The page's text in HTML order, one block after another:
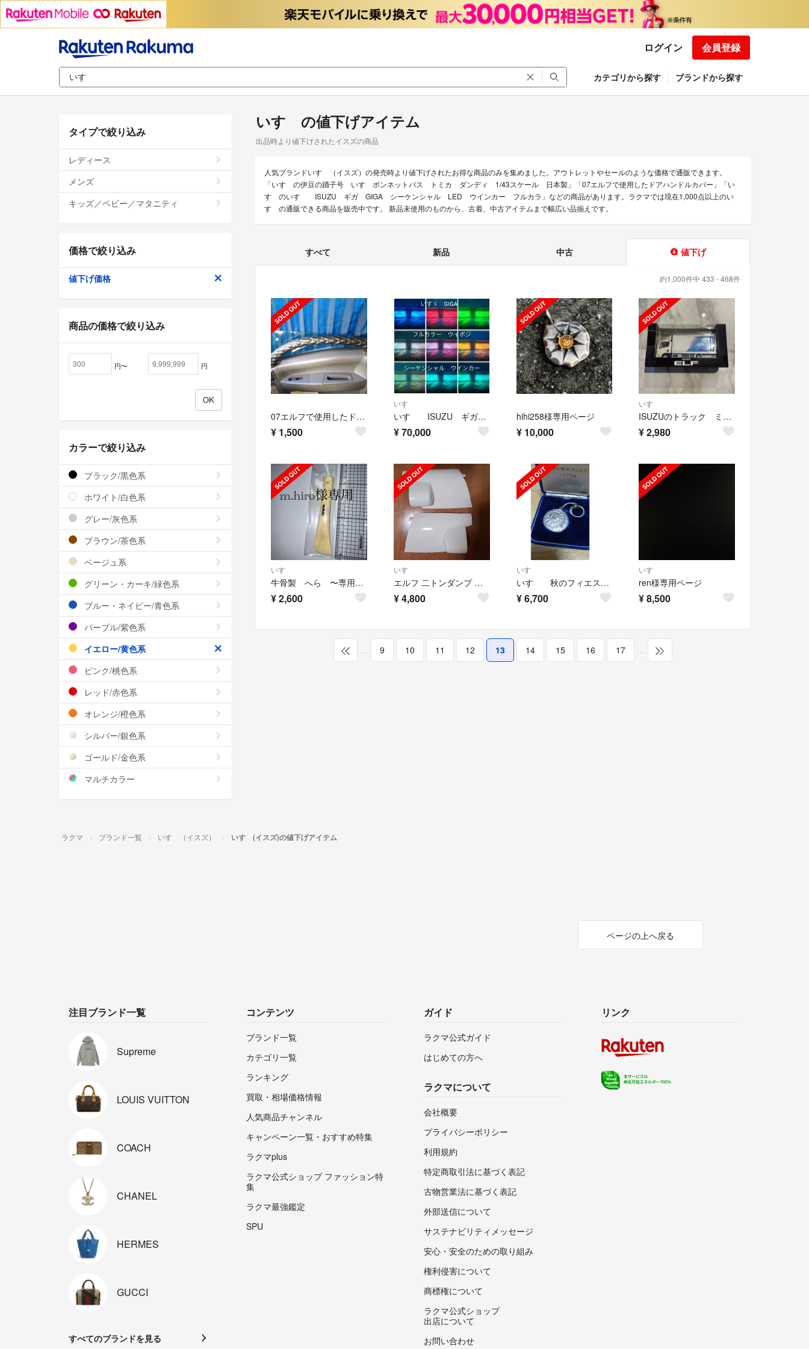
ログイン 会員登録
カテゴリから探す ブランドから探す
いすゞの値下げアイテム
出品時より値下げされたイスズの商品
人気ブランドいすゞ（イスズ）の発売時より値下げされたお得な商品のみを集めました。アウトレットやセールのような価格で通販できます。
「いすゞの伊豆の踊子号 いすゞボンネットバス トミカ ダンディ 1/43スケール 日本製」「07エルフで使用したドアハンドルカバー」「い
すゞのいすゞ ISUZU ギガ GIGA シーケンシャル LED ウインカー フルカラ」などの商品があります。ラクマでは現在1,000点以上のい
すゞの通販できる商品を販売中です。 新品未使用のものから、古着、中古アイテムまで幅広い品揃えです。
すべて 新品 中古 値下げ
約1,000件中 433 - 468件
07エルフで使用したドアハンドルカバー
¥ 1,500
いすゞ
いすゞ ISUZU ギガ GIGA シーケンシャル LED ウインカー フルカラ
¥70,000
hihi258様専用ページ
¥ 10,000
いすゞ
ISUZUのトラック ミニカー
¥2,980
いすゞ
牛骨製 へら 〜専用となります〜
¥2,600
いすゞ
エルフ 二トンダンプ コーナーパネル
¥4,800
いすゞ
いすゞ 秋のフィエスタ 純銀製キーホルダー
¥6,700
いすゞ
ren様専用ページ
¥8,500
… 9 10 11 12 13 14 15 16 17 …
タイプで絞り込み
レディース
メンズ
キッズ／ベビー／マタニティ
価格で絞り込み
値下げ価格
商品の価格で絞り込み
円〜 円
カラーで絞り込み
ブラック/黒色系
ホワイト/白色系
グレー/灰色系
ブラウン/茶色系
ベージュ系
グリーン・カーキ/緑色系
ブルー・ネイビー/青色系
パープル/紫色系
イエロー/黄色系
ピンク/桃色系
レッド/赤色系
オレンジ/橙色系
シルバー/銀色系
ゴールド/金色系
マルチカラー
ラクマ ブランド一覧 いすゞ（イスズ） いすゞ(イスズ)の値下げアイテム
ページの上へ戻る
注目ブランド一覧
Supreme
LOUIS VUITTON
COACH
CHANEL
HERMES
GUCCI
すべてのブランドを見る
コンテンツ
ブランド一覧
カテゴリ一覧
ランキング
買取・相場価格情報
人気商品チャンネル
キャンペーン一覧・おすすめ特集
ラクマplus
ラクマ公式ショップ ファッション特
集
ラクマ最強鑑定
SPU
ガイド
ラクマ公式ガイド
はじめての方へ
ラクマについて
会社概要
プライバシーポリシー
利用規約
特定商取引法に基づく表記
古物営業法に基づく表記
外部送信について
サステナビリティメッセージ
安心・安全のための取り組み
権利侵害について
商標権について
ラクマ公式ショップ
出店について
お問い合わせ
リンク